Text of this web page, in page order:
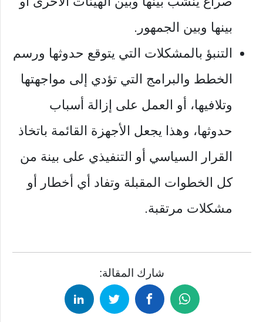
بينها وبين الجمهور.
التنبؤ بالمشكلات التي يتوقع حدوثها ورسم
الخطط والبرامج التي تؤدي إلى مواجهتها
وتلافيها، أو العمل على إزالة أسباب
حدوثها، وهذا يجعل الأجهزة القائمة باتخاذ
القرار السياسي أو التنفيذي على بينة من
كل الخطوات المقبلة وتفاد أي أخطار أو
مشكلات مرتقبة.
شارك المقالة: